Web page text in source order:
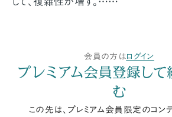
会員の方はログイン
プレミアム会員登録して
む
この先は、プレミアム会員限定のコンテ